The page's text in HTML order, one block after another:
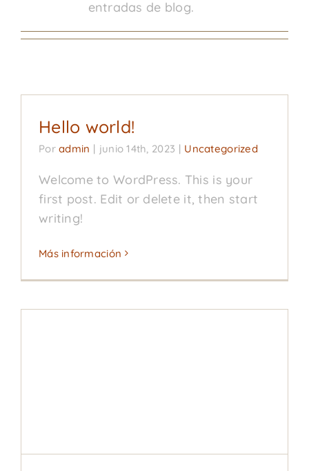
entradas de blog.
Hello world!
Poradmin | junio 14th, 2023 | Uncategorized
Welcome to WordPress. This is your
first post. Edit or delete it, then start
writing!
Más información